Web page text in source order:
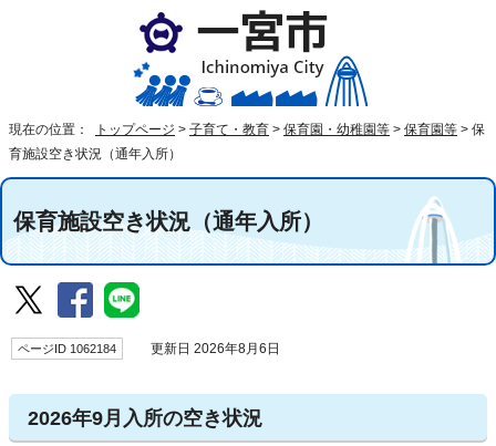
現在の位置： トップページ > 子育て・教育 > 保育園・幼稚園等 > 保育園等 > 保
育施設空き状況（通年入所）
保育施設空き状況（通年入所）
ページID 1062184 更新日 2026年8月6日
2026年9月入所の空き状況